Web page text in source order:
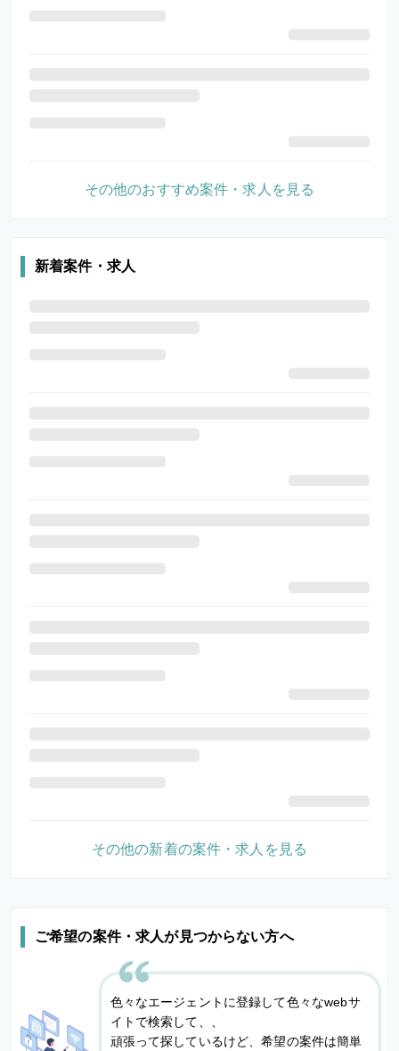
ご希望の案件・求人が見つからない方へ
色々なエージェントに登録して色々なwebサ
イトで検索して、、
頑張って探しているけど、希望の案件は簡単
その他のおすすめ案件・求人を見る
新着案件・求人
その他の新着の案件・求人を見る